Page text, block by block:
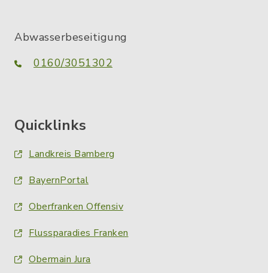
Abwasserbeseitigung
0160/3051302
Quicklinks
Landkreis Bamberg
BayernPortal
Oberfranken Offensiv
Flussparadies Franken
Obermain Jura